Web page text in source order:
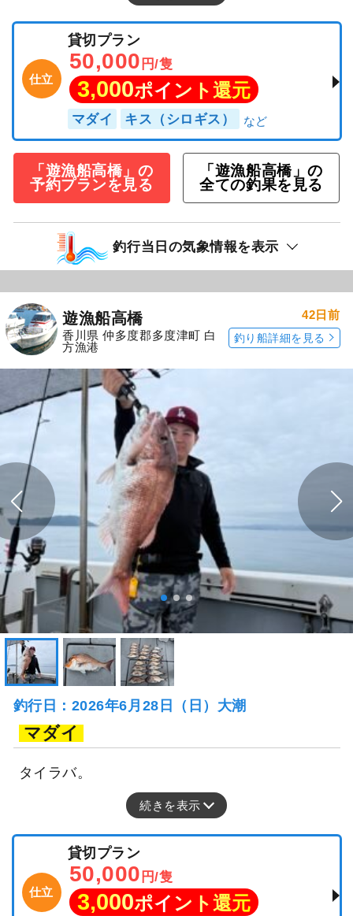
仕立
貸切プラン
50,000 円/隻
3,000ポイント還元
マダイ キス（シロギス）
「遊漁船高橋」の
予約プランを見る
「遊漁船高橋」の
全ての釣果を見る
釣行当日の気象情報を表示
遊漁船高橋
香川県 仲多度郡多度津町 白
方漁港
42日前
釣り船詳細を見る
釣行日：2026年6月28日（日）大潮
マダイ
タイラバ。
続きを表示
仕立
貸切プラン
50,000 円/隻
3,000ポイント還元